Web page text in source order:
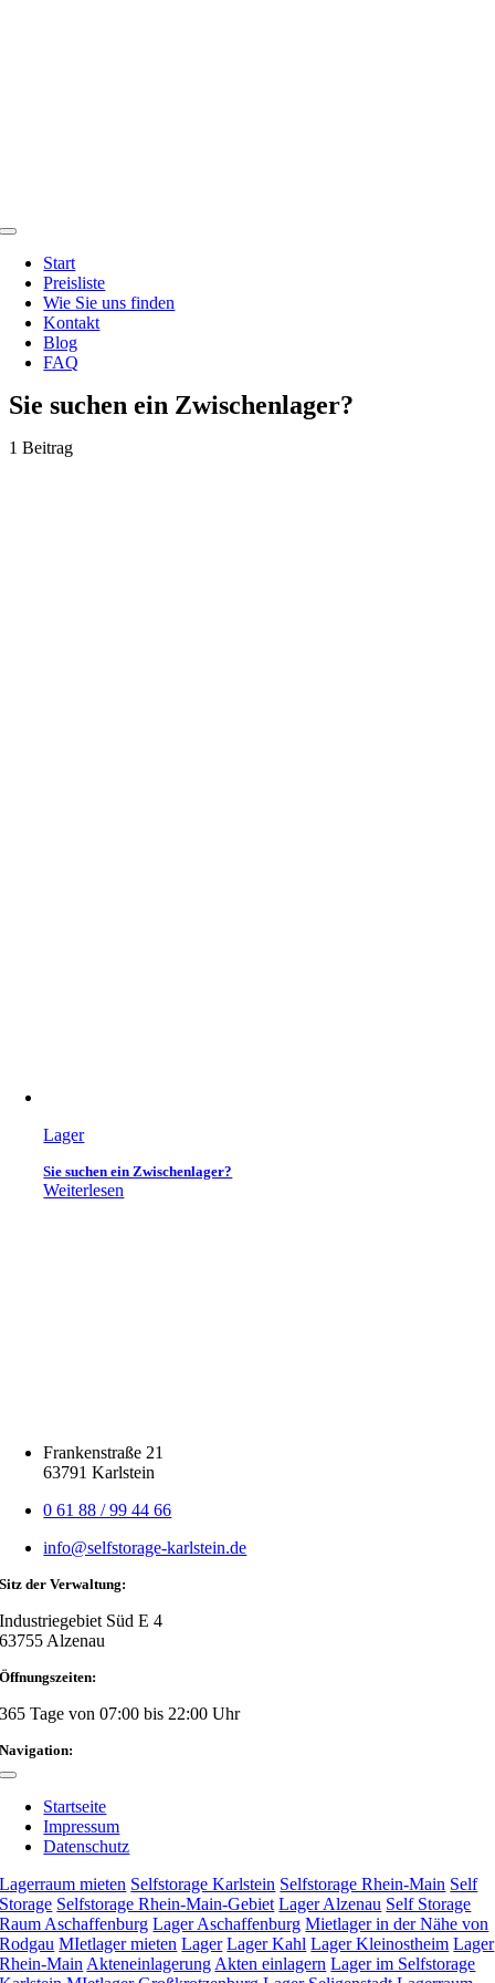
Toggle
Navigation
Start
Preisliste
Wie Sie uns finden
Kontakt
Blog
FAQ
Sie suchen ein Zwischenlager?
1 Beitrag
Lager
Sie suchen ein Zwischenlager?
Weiterlesen
Frankenstraße 21
63791 Karlstein
0 61 88 / 99 44 66
info@selfstorage-karlstein.de
Sitz der Verwaltung:
Industriegebiet Süd E 4
63755 Alzenau
Öffnungszeiten:
365 Tage von 07:00 bis 22:00 Uhr
Navigation:
Toggle
NavigationStartseite
Impressum
Datenschutz
Lagerraum mieten Selfstorage Karlstein Selfstorage Rhein-Main Self
Storage Selfstorage Rhein-Main-Gebiet Lager Alzenau Self Storage
Raum Aschaffenburg Lager Aschaffenburg Mietlager in der Nähe von
Rodgau MIetlager mieten Lager Lager Kahl Lager Kleinostheim Lager
Rhein-Main Akteneinlagerung Akten einlagern Lager im Selfstorage